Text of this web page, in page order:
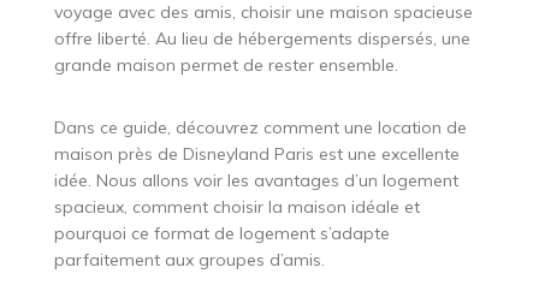
voyage avec des amis, choisir une maison spacieuse
offre liberté. Au lieu de hébergements dispersés, une
grande maison permet de rester ensemble.
Dans ce guide, découvrez comment une location de
maison près de Disneyland Paris est une excellente
idée. Nous allons voir les avantages d’un logement
spacieux, comment choisir la maison idéale et
pourquoi ce format de logement s’adapte
parfaitement aux groupes d’amis.